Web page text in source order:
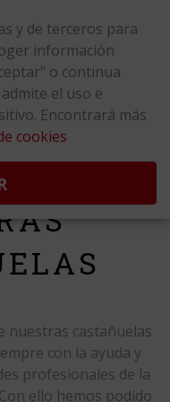
y de terceros para
información
o continua
el uso e
Encontrará más
cookies
península !
nuestras castañuelas
con la ayuda y
profesionales de la
ello hemos podido